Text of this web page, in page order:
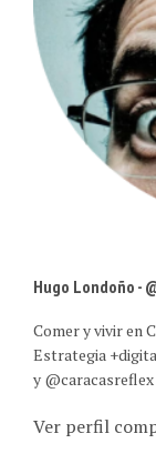
Hugo Londoño -
Comer y vivir en
Estrategia
y @caracasreflex
Ver perfil